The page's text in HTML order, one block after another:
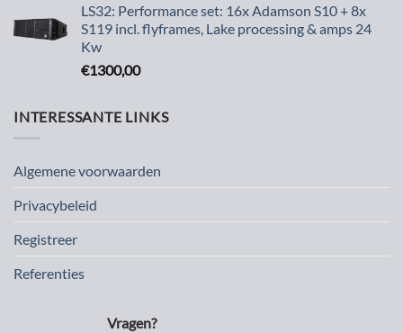
LS32: Performance set: 16x Adamson S10 + 8x
S119 incl. flyframes, Lake processing & amps 24
Kw
€1300,00
INTERESSANTE LINKS
Algemene voorwaarden
Privacybeleid
Registreer
Referenties
Vragen?